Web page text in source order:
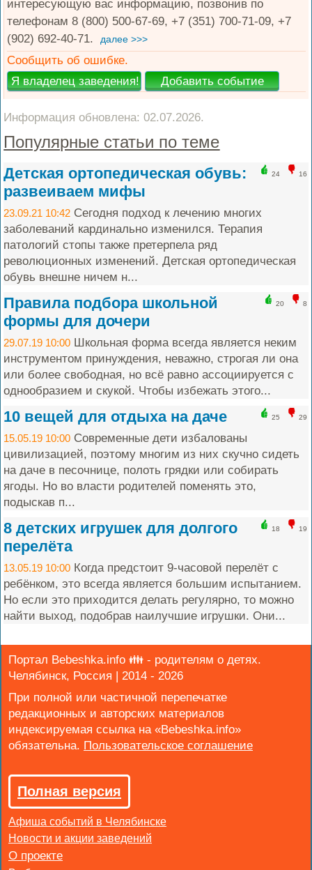
интересующую вас информацию, позвонив по
телефонам 8 (800) 500-67-69, +7 (351) 700-71-09, +7
(902) 692-40-71.
далее >>>
Сообщить об ошибке.
Информация обновлена: 02.07.2026.
Популярные статьи по теме
24 16
Детская ортопедическая обувь:
развеиваем мифы
23.09.21 10:42 Сегодня подход к лечению многих
заболеваний кардинально изменился. Терапия
патологий стопы также претерпела ряд
революционных изменений. Детская ортопедическая
обувь внешне ничем н...
20 8
Правила подбора школьной
формы для дочери
29.07.19 10:00 Школьная форма всегда является неким
инструментом принуждения, неважно, строгая ли она
или более свободная, но всё равно ассоциируется с
однообразием и скукой. Чтобы избежать этого...
25 29
10 вещей для отдыха на даче
15.05.19 10:00 Современные дети избалованы
цивилизацией, поэтому многим из них скучно сидеть
на даче в песочнице, полоть грядки или собирать
ягоды. Но во власти родителей поменять это,
подыскав п...
18 19
8 детских игрушек для долгого
перелёта
13.05.19 10:00 Когда предстоит 9-часовой перелёт с
ребёнком, это всегда является большим испытанием.
Но если это приходится делать регулярно, то можно
найти выход, подобрав наилучшие игрушки. Они...
Портал Bebeshka.info 👪 - родителям о детях.
Челябинск, Россия | 2014 - 2026
При полной или частичной перепечатке
редакционных и авторских материалов
индексируемая ссылка на «Bebeshka.info»
обязательна.
Полная версия
Афиша событий в Челябинске
Новости и акции заведений